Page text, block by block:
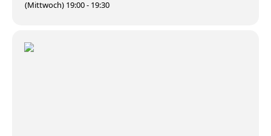
(Mittwoch) 19:00 - 19:30